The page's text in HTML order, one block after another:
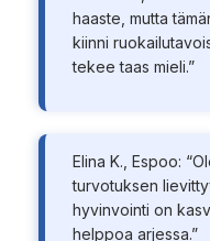
haaste, mutta
kiinni
tekee taas mieli.”
Elina K., Espoo:
turvotuksen
hyvinvointi on
helppoa arjessa.”